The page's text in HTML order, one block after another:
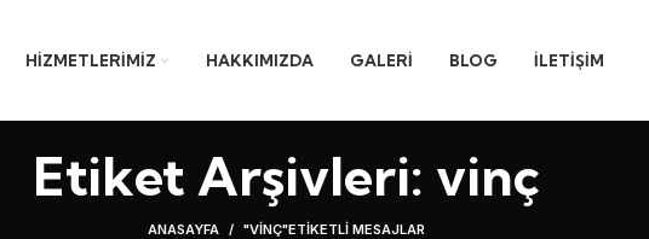
HIZMETLERIMIZ HAKKIMIZDA GALERI BLOG İLETIŞIM
Etiket Arşivleri: vinç
ANASAYFA "VINÇ"ETIKETLI MESAJLAR